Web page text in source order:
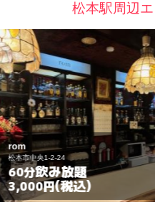
松本駅周辺
スナックオバタリアン
松本市中央3-10-5
60分飲み放題
3,000円